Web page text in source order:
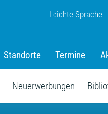
Leichte Sprache
Standorte Termine
Neuerwerbungen